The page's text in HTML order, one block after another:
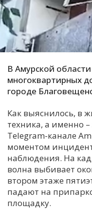
Е
И
К
М
Н
В Амурской
многоквартирных
городе
Как выяснилось, в
техника, а именно
Telegram-канале
моментом
наблюдения. На
волна выбивает
втором этаже
падают на
площадку.